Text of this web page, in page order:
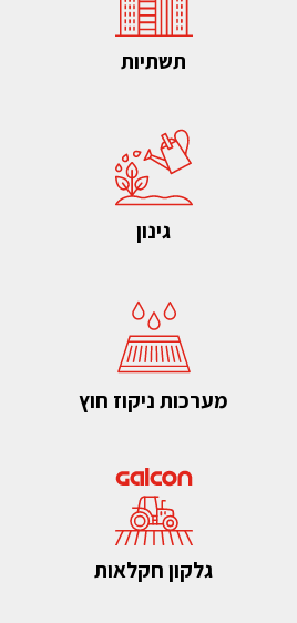
תשתיות
גינון
מערכות ניקוז חוץ
גלקון חקלאות